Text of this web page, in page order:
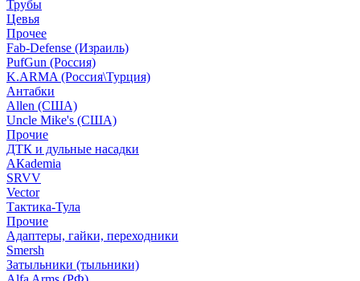
Трубы
Цевья
Прочее
Fab-Defense (Израиль)
PufGun (Россия)
K.ARMA (Россия\Турция)
Антабки
Allen (США)
Uncle Mike's (США)
Прочие
ДТК и дульные насадки
АКademia
SRVV
Vector
Тактика-Тула
Прочие
Адаптеры, гайки, переходники
Smersh
Затыльники (тыльники)